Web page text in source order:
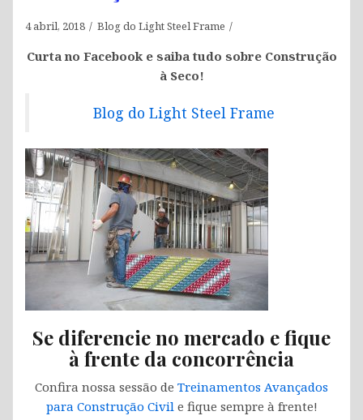
4 abril, 2018 Blog do Light Steel Frame
Curta no Facebook e saiba tudo sobre Construção
à Seco!
Blog do Light Steel Frame
Se diferencie no mercado e fique
à frente da concorrência
Confira nossa sessão de Treinamentos Avançados
para Construção Civile fique sempre à frente!